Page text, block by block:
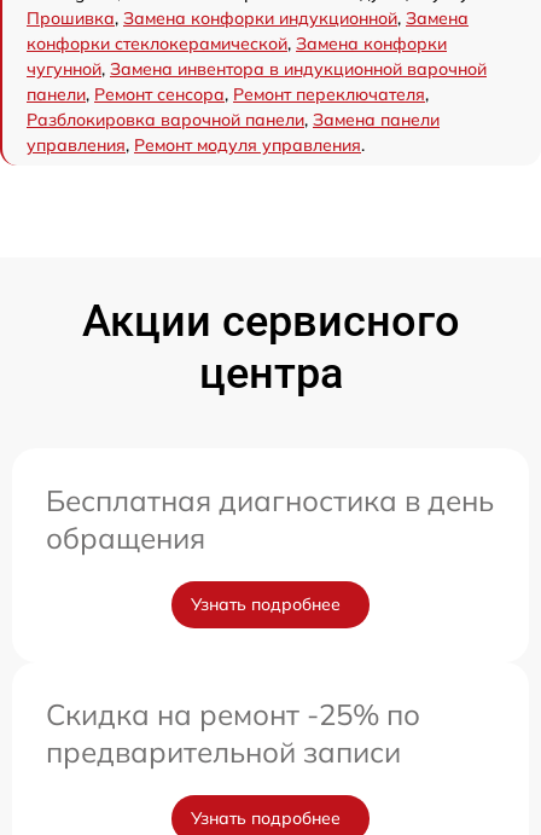
Прошивка, Замена конфорки индукционной, Замена
конфорки стеклокерамической, Замена конфорки
чугунной, Замена инвентора в индукционной варочной
панели, Ремонт сенсора, Ремонт переключателя,
Разблокировка варочной панели, Замена панели
управления, Ремонт модуля управления.
Акции сервисного
центра
Бесплатная диагностика в день
обращения
Узнать подробнее
Скидка на ремонт -25% по
предварительной записи
Узнать подробнее